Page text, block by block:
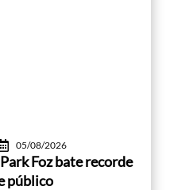
05/08/2026
Foz bate recorde
público